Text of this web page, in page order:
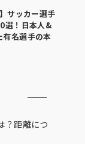
サッカー選手
選！日本人&
有名選手の本
？距離につ